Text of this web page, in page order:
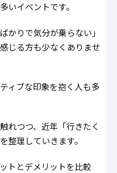
いイベントです。
かりで気分が乗らない」
じる方も少なくありませ
ィブな印象を抱く人も多
れつつ、近年「行きたく
整理していきます。
トとデメリットを比較